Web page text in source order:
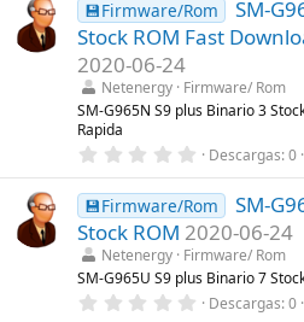
0
e
s
e
l
s
)
💾Firmware/Rom
SM-
Stock ROM Fast
2020-06-24
Netenergy Firmware/ Rom
SM-G965N S9 plus Binario 3
Rapida
0
0
0
e
s
t
r
e
Descargas 0
💾Firmware/Rom
SM-
Stock ROM 2020-06-24
Netenergy Firmware/ Rom
SM-G965U S9 plus Binario 7
0 Descargas 0